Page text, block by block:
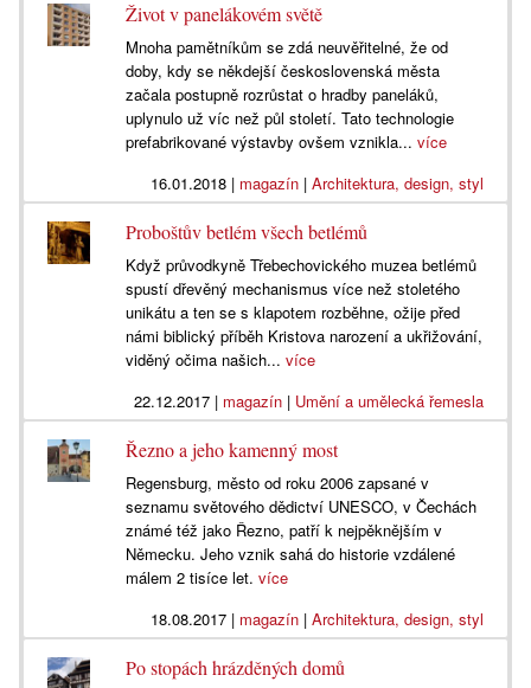
Život v panelákovém světě
Mnoha pamětníkům se zdá neuvěřitelné, že od
doby, kdy se někdejší československá města
začala postupně rozrůstat o hradby paneláků,
uplynulo už víc než půl století. Tato technologie
prefabrikované výstavby ovšem vznikla...více
16.01.2018| magazín| Architektura, design, styl
Proboštův betlém všech betlémů
Když průvodkyně Třebechovického muzea betlémů
spustí dřevěný mechanismus více než stoletého
unikátu a ten se s klapotem rozběhne, ožije před
námi biblický příběh Kristova narození a ukřižování,
viděný očima našich...více
22.12.2017| magazín| Umění a umělecká řemesla
Řezno a jeho kamenný most
Regensburg, město od roku 2006 zapsané v
seznamu světového dědictví UNESCO, v Čechách
známé též jako Řezno, patří k nejpěknějším v
Německu. Jeho vznik sahá do historie vzdálené
málem 2 tisíce let.více
18.08.2017| magazín| Architektura, design, styl
Po stopách hrázděných domů